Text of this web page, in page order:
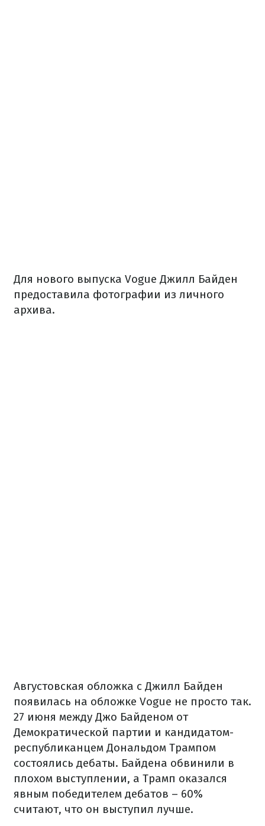
Для нового выпуска Vogue Джилл Байден
предоставила фотографии из личного
архива.
Августовская обложка с Джилл Байден
появилась на обложке Vogue не просто так.
27 июня между Джо Байденом от
Демократической партии и кандидатом-
республиканцем Дональдом Трампом
состоялись дебаты. Байдена обвинили в
плохом выступлении, а Трамп оказался
явным победителем дебатов – 60%
считают, что он выступил лучше.